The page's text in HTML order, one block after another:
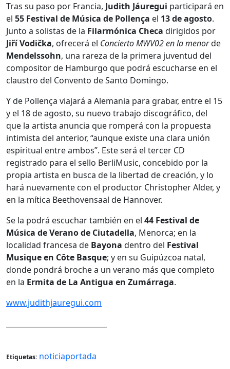
Tras su paso por Francia, Judith Jáuregui participará en
el 55 Festival de Música de Pollença el 13 de agosto.
Junto a solistas de la Filarmónica Checa dirigidos por
Jiří Vodička, ofrecerá el Concierto MWV02 en la menorde
Mendelssohn, una rareza de la primera juventud del
compositor de Hamburgo que podrá escucharse en el
claustro del Convento de Santo Domingo.
Y de Pollença viajará a Alemania para grabar, entre el 15
y el 18 de agosto, su nuevo trabajo discográfico, del
que la artista anuncia que romperá con la propuesta
intimista del anterior, “aunque existe una clara unión
espiritual entre ambos”. Este será el tercer CD
registrado para el sello BerliMusic, concebido por la
propia artista en busca de la libertad de creación, y lo
hará nuevamente con el productor Christopher Alder, y
en la mítica Beethovensaal de Hannover.
Se la podrá escuchar también en el 44 Festival de
Música de Verano de Ciutadella, Menorca; en la
localidad francesa de Bayona dentro del Festival
Musique en Côte Basque; y en su Guipúzcoa natal,
donde pondrá broche a un verano más que completo
en la Ermita de La Antigua en Zumárraga.
www.judithjauregui.com
Etiquetas: noticiaportada